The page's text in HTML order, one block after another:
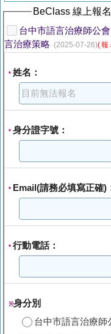
BeClass 線上報
台中市語言治療師公
言治療策略 (2025-07-26)(報
* 姓名：
* 身分證字號：
* Email(請務必填寫正確)
* 行動電話：
※身分別
台中市語言治療師